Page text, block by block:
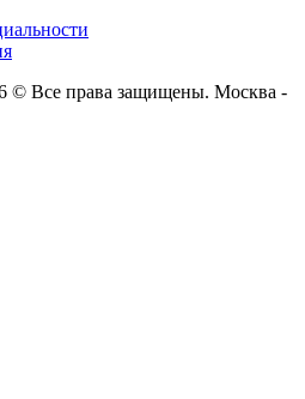
© Все права защищены. Москва -